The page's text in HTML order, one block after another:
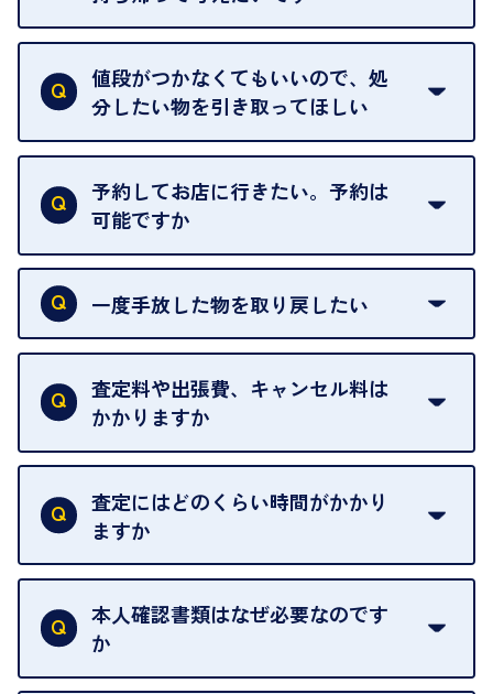
査定額は当日限り有効です。
中古市場が日々変動するため、翌日には査定額が変
わることがございます。
値段がつかなくてもいいので、処
分したい物を引き取ってほしい
再販不可能な物は、場合によってはお断りすること
がございます。ご了承ください。
予約してお店に行きたい。予約は
可能ですか
申し訳ありませんが、現在はご来店の予約は承って
おりません。
を整えておりますので、お好きな時にお越しくださ
い。
お急ぎの場合はスタッフに一言お声がけください。
可能な限り、迅速に対応させていただきます。
一度手放した物を取り戻したい
当店は質店ではありませんので、買い取ったお品物
は基本的に販売へと回されます。買い戻しはできま
せんので、ご了承ください。
グオフが可能です。
契約破棄という形で、お品物をお戻しすることがで
きます。
売却当日を含む8日間のうちに、お気軽にお申し出
出張買取のお品物は、8日間保管しております。
査定料や出張費、キャンセル料は
かかりますか
一切いただいておりません。査定金額にご納得いた
だけない場合は、その場でお断りいただいても問題
ございません。お気軽にご相談ください。
査定にはどのくらい時間がかかり
ますか
お品物の内容や点数によって異なりますが、店頭買
取の場合は1点あたり数分程度が目安です。大量の
お品物の場合は、お時間をいただくことがございま
本人確認書類はなぜ必要なのです
か